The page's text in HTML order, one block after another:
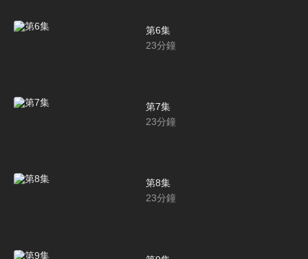
第6集
23分鐘
第7集
23分鐘
第8集
23分鐘